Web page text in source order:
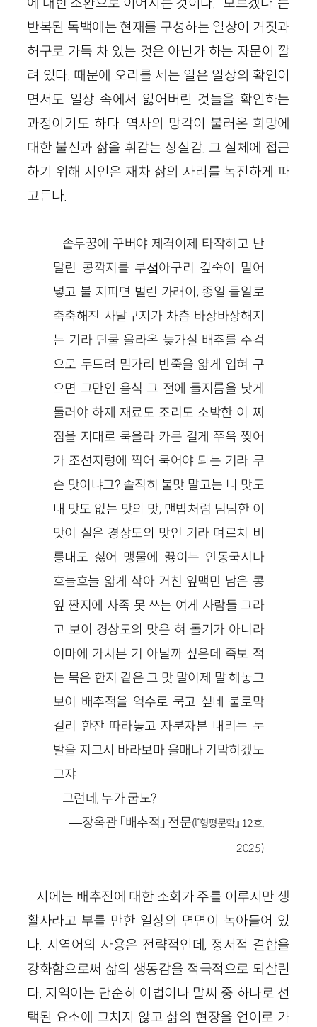
반복된 독백에는 현재를 구성하는 일상이 거짓과
허구로 가득 차 있는 것은 아닌가 하는 자문이 깔
려 있다. 때문에 오리를 세는 일은 일상의 확인이
면서도 일상 속에서 잃어버린 것들을 확인하는
과정이기도 하다. 역사의 망각이 불러온 희망에
대한 불신과 삶을 휘감는 상실감. 그 실체에 접근
하기 위해 시인은 재차 삶의 자리를 녹진하게 파
고든다.
솥두꿍에 꾸버야 제격이제 타작하고 난
말린 콩깍지를 부섴아구리 깊숙이 밀어
넣고 불 지피면 벌린 가래이, 종일 들일로
축축해진 사탈구지가 차츰 바상바상해지
는 기라 단물 올라온 늦가실 배추를 주걱
으로 두드려 밀가리 반죽을 얇게 입혀 구
으면 그만인 음식 그 전에 들지름을 낫게
둘러야 하제 재료도 조리도 소박한 이 찌
짐을 지대로 묵을라 카믄 길게 쭈욱 찢어
가 조선지렁에 찍어 묵어야 되는 기라 무
슨 맛이냐고? 솔직히 불맛 말고는 니 맛도
내 맛도 없는 맛의 맛, 맨밥처럼 덤덤한 이
맛이 실은 경상도의 맛인 기라 며르치 비
릉내도 싫어 맹물에 끓이는 안동국시나
흐늘흐늘 얇게 삭아 거친 잎맥만 남은 콩
잎 짠지에 사족 못 쓰는 여게 사람들 그라
고 보이 경상도의 맛은 혀 돌기가 아니라
이마에 가차븐 기 아닐까 싶은데 족보 적
는 묵은 한지 같은 그 맛 말이제 말 해놓고
보이 배추적을 억수로 묵고 싶네 불로막
걸리 한잔 따라놓고 자분자분 내리는 눈
발을 지그시 바라보마 을매나 기막히겠노
그쟈
그런데, 누가 굽노?
—장옥관 「배추적」 전문(『형평문학』 12호,
2025)
시에는 배추전에 대한 소회가 주를 이루지만 생
활사라고 부를 만한 일상의 면면이 녹아들어 있
다. 지역어의 사용은 전략적인데, 정서적 결합을
강화함으로써 삶의 생동감을 적극적으로 되살린
다. 지역어는 단순히 어법이나 말씨 중 하나로 선
택된 요소에 그치지 않고 삶의 현장을 언어로 가